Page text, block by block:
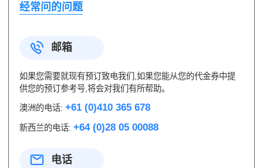
经常问的问题
邮箱
如果您需要就现有预订致电我们,如果您能从您的代金券中提
供您的预订参考号,将会对我们有所帮助。
澳洲的电话:+61 (0)410 365 678
新西兰的电话:+64 (0)28 05 00088
电话